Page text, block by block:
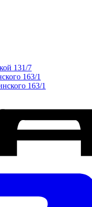
131/7
163/1
163/1